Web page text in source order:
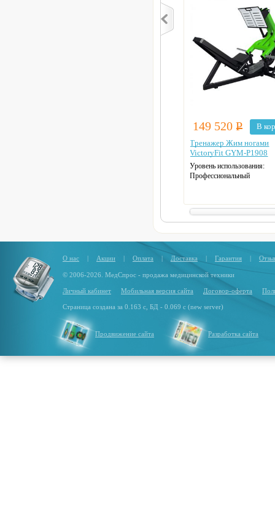
149 520Р
В
Тренажер Жим ногами
VictoryFit GYM-P1908
Уровень использования:
Профессиональный
Максимальный вес
200 кг
О нас | Акции | Оплата | Доставка | Гарантия |
© 2006-2026. МедСпрос - продажа медицинской техники
Личный кабинет Мобильная версия сайта Договор-оферта
Страница создана за 0.163 с, БД - 0.069 с (new server)
Продвижение сайта Разработка сайта